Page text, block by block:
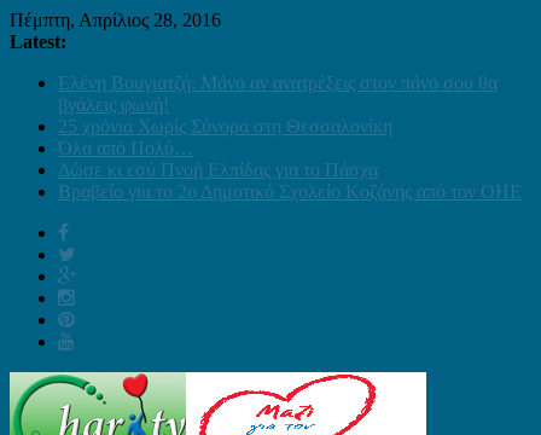
Πέμπτη, Απρίλιος 28, 2016
Latest:
Ελένη Βουγιατζή: Μόνο αν ανατρέξεις στον πόνο σου θα
βγάλεις φωνή!
25 χρόνια Χωρίς Σύνορα στη Θεσσαλονίκη
Όλα από Πολύ…
Δώσε κι εσύ Πνοή Ελπίδας για το Πάσχα
Βραβείο για το 2ο Δημοτικό Σχολείο Κοζάνης από τον ΟΗΕ